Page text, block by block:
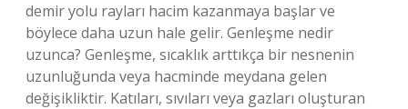
demir yolu rayları hacim kazanmaya başlar ve
böylece daha uzun hale gelir. Genleşme nedir
uzunca? Genleşme, sıcaklık arttıkça bir nesnenin
uzunluğunda veya hacminde meydana gelen
değişikliktir. Katıları, sıvıları veya gazları oluşturan